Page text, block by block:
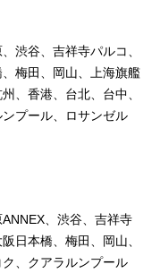
渋谷、吉祥寺パルコ、
梅田、岡山、上海旗艦
、香港、台北、台中、
プール、ロサンゼル
、渋谷、吉祥寺
日本橋、梅田、岡山、
、クアラルンプール